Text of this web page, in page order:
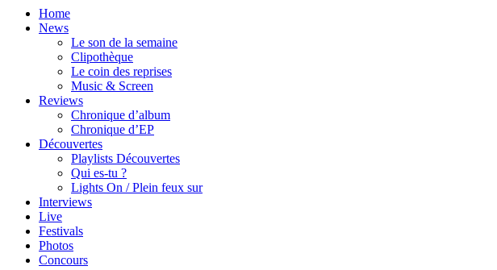
Home
News
Le son de la semaine
Clipothèque
Le coin des reprises
Music & Screen
Reviews
Chronique d’album
Chronique d’EP
Découvertes
Playlists Découvertes
Qui es-tu ?
Lights On / Plein feux sur
Interviews
Live
Festivals
Photos
Concours